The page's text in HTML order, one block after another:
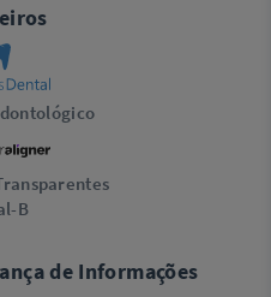
B
de Informações